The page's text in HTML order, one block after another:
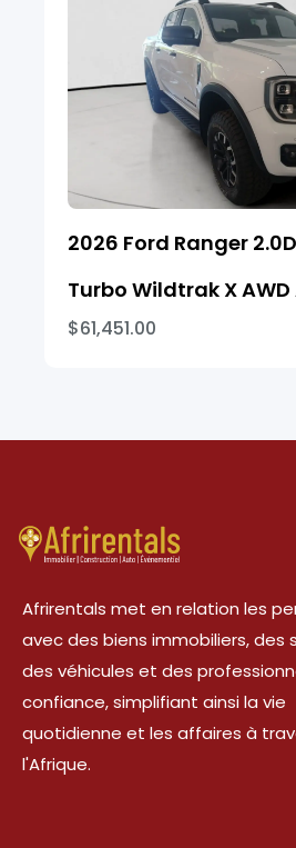
2026 Ford Ranger
Turbo Wildtrak X
$61,451.00
Afrirentals met en relation les
avec des biens immobiliers, des
des véhicules et des
confiance, simplifiant ainsi la vie
quotidienne et les affaires à
l'Afrique.